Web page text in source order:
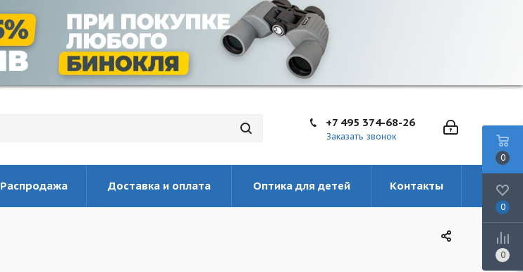
+7 495 374-68-26
Заказать звонок
Распродажа Доставка и оплата Оптика для детей Контакты
0
0
0